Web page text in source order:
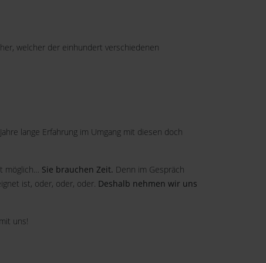
welcher der einhundert verschiedenen
lange Erfahrung im Umgang mit diesen doch
möglich… Sie brauchen Zeit. Denn im Gespräch
ist, oder, oder, oder. Deshalb nehmen wir uns
uns!